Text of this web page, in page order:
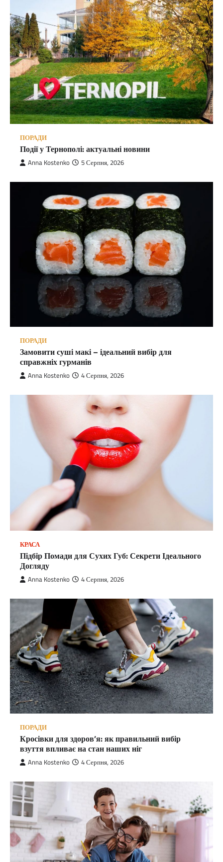
ПОРАДИ
Події у Тернополі: актуальні новини
Anna Kostenko 5 Серпня, 2026
ПОРАДИ
Замовити суші макі – ідеальний вибір для
справжніх гурманів
Anna Kostenko 4 Серпня, 2026
КРАСА
Підбір Помади для Сухих Губ: Секрети Ідеального
Догляду
Anna Kostenko 4 Серпня, 2026
ПОРАДИ
Кросівки для здоров’я: як правильний вибір
взуття впливає на стан наших ніг
Anna Kostenko 4 Серпня, 2026